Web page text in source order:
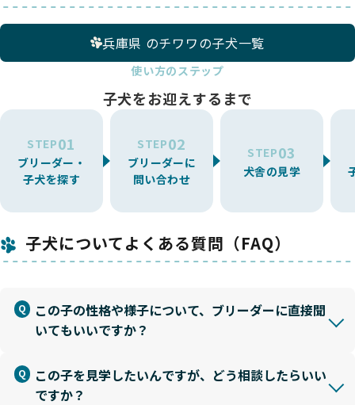
兵庫県 のチワワの子犬一覧
使い方のステップ
子犬をお迎えするまで
STEP01
ブリーダー・
子犬を探す
STEP02
ブリーダーに
問い合わせ
STEP03
犬舎の見学
子犬についてよくある質問（FAQ）
この子の性格や様子について、ブリーダーに直接聞
いてもいいですか？
この子を見学したいんですが、どう相談したらいい
ですか？